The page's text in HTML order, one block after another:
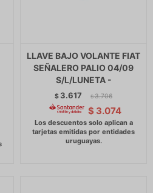
LLAVE BAJO VOLANTE FIAT
SEÑALERO PALIO 04/09
S/L/LUNETA -
$ 3.617 $ 3.706
$ 3.074